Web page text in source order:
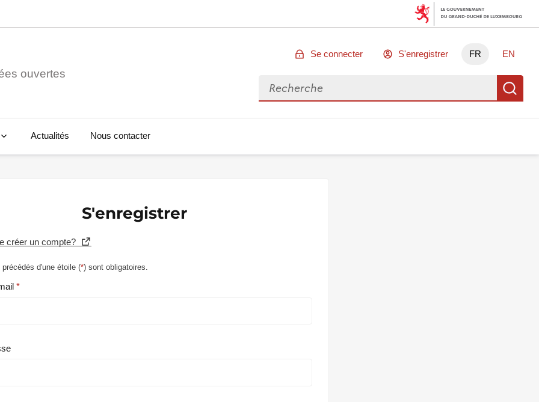
ouvertes
Se connecter S'enregistrer FR EN
Rechercher des données
Actualités Nous contacter
S'enregistrer
créer un compte?
d'une étoile (*) sont obligatoires.